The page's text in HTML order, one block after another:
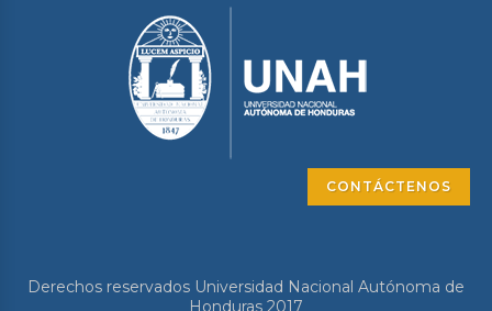
CONTÁCTENOS
Derechos reservados Universidad Nacional Autónoma de
Honduras 2017